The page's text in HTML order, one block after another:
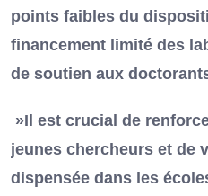
points faibles du
financement limité des
de soutien aux
»Il est crucial de
jeunes chercheurs et de
dispensée dans les